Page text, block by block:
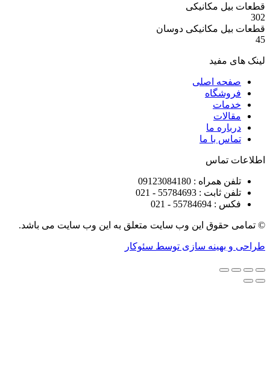
مکانیکی
مکانیکی دوسان
اصلی
ما
با ما
: 09123084180
: 55784693 - 021
این وب سایت متعلق به این وب سایت می باشد.
سازی توسط سئوکار